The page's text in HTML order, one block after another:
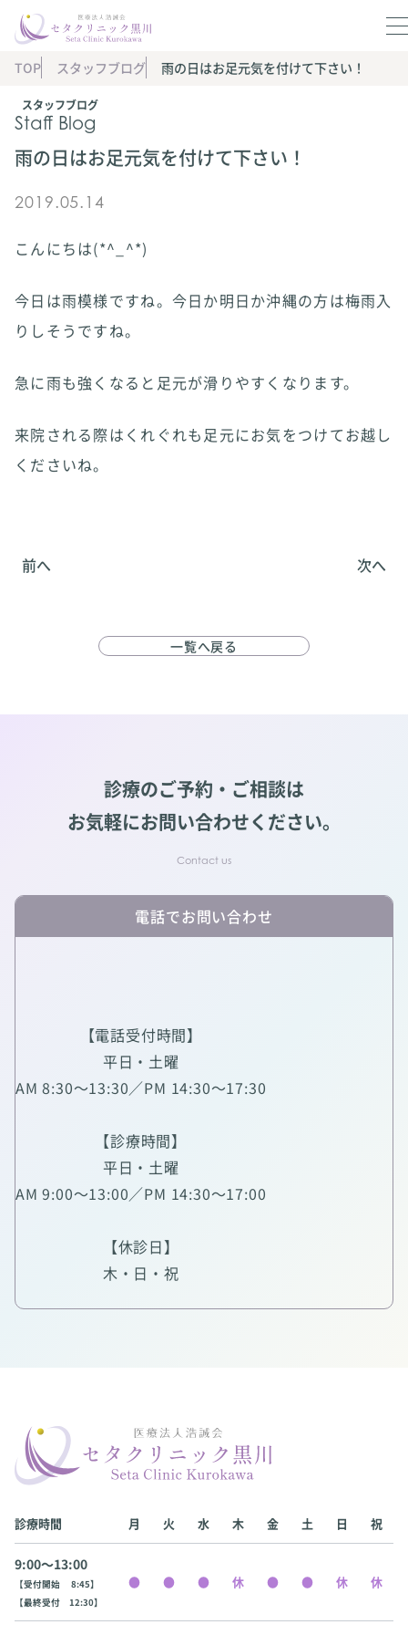
スタッフブログ
Staff Blog
TOP スタッフブログ 雨の日はお足元気を付けて下さい！
雨の日はお足元気を付けて下さい！
2019.05.14
こんにちは(*^_^*)
今日は雨模様ですね。今日か明日か沖縄の方は梅雨入
りしそうですね。
急に雨も強くなると足元が滑りやすくなります。
来院される際はくれぐれも足元にお気をつけてお越し
くださいね。
前へ 次へ
一覧へ戻る
診療のご予約・ご相談は
お気軽にお問い合わせください。
電話でお問い合わせ
【電話受付時間】
平日・土曜
AM 8:30～13:30／PM 14:30～17:30
【診療時間】
平日・土曜
AM 9:00～13:00／PM 14:30～17:00
【休診日】
木・日・祝
診療時間 月 火 水 木 金 土 日 祝
9:00〜13:00
【受付開始 8:45】
【最終受付 12:30】